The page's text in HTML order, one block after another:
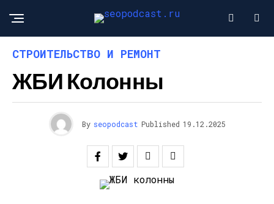
СТРОИТЕЛЬСТВО И РЕМОНТ
ЖБИ Колонны
By seopodcast Published 19.12.2025